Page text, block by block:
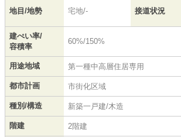
地目/地勢 宅地/- 接道状況
建ぺい率/
容積率
60%/150%
用途地域 第一種中高層住居専用
都市計画 市街化区域
種別/構造 新築一戸建/木造
階建 2階建